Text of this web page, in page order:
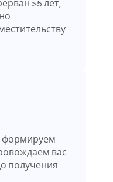
>5 лет,
формируем
вас
получения